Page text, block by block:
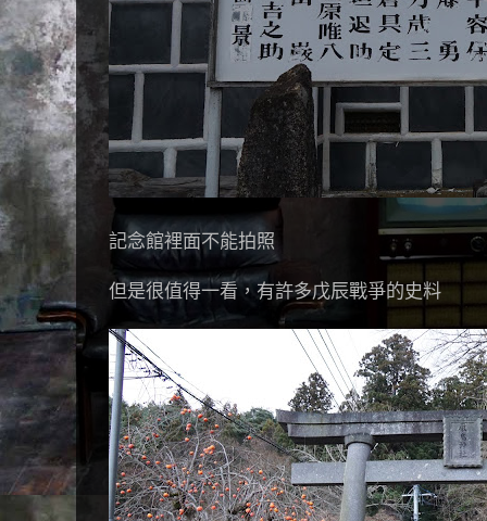
記念館裡面不能拍照
但是很值得一看，有許多戊辰戰爭的史料